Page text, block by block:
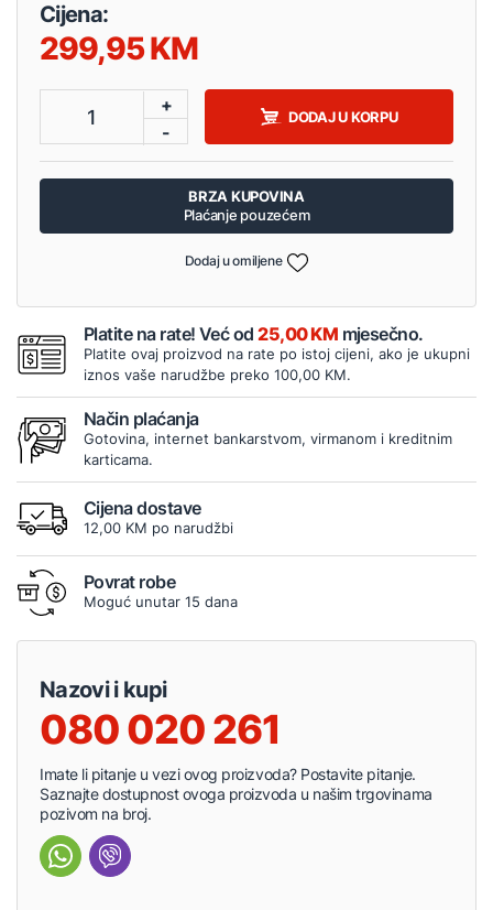
Cijena:
299,95
1
+
-
DODAJ U KORPU
BRZA KUPOVINA
Plaćanje pouzećem
Dodaj u omiljene
Platite na rate! Već od25,00 KM mjesečno.
Platite ovaj proizvod na rate po istoj cijeni, ako je ukupni
iznos vaše narudžbe preko 100,00 KM.
Način plaćanja
Gotovina, internet bankarstvom, virmanom i kreditnim
karticama.
Cijena dostave
12,00 KM po narudžbi
Povrat robe
Moguć unutar 15 dana
Nazovi i kupi
080 020 261
Imate li pitanje u vezi ovog proizvoda? Postavite pitanje.
Saznajte dostupnost ovoga proizvoda u našim trgovinama
pozivom na broj.